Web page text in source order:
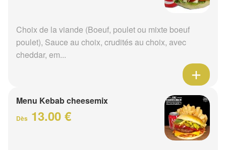
Choix de la viande (Boeuf, poulet ou mixte boeuf
poulet), Sauce au choix, crudités au choix, avec
cheddar, em...
Menu Kebab cheesemix
Dès 13.00 €